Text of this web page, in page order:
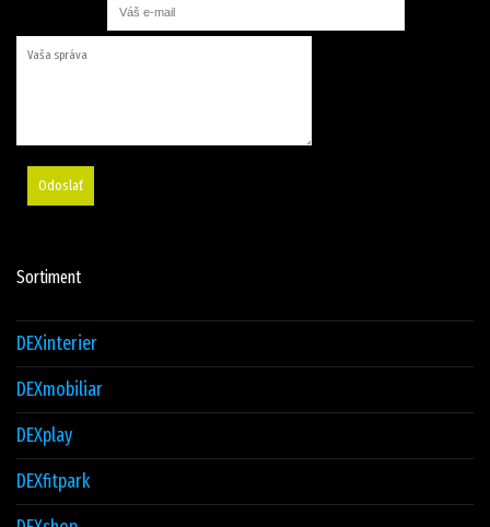
Odoslať
Sortiment
DEXinterier
DEXmobiliar
DEXplay
DEXfitpark